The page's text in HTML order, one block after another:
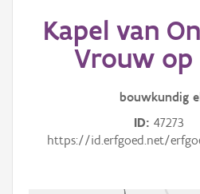
Erfgoedobject
Aanduidingsobject
Kapel van
Vrouw op
bouwkundig
ID 47273
https://id.erfgoed.net/